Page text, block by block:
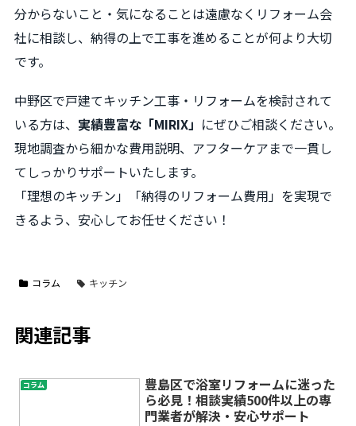
分からないこと・気になることは遠慮なくリフォーム会
社に相談し、納得の上で工事を進めることが何より大切
です。
中野区で戸建てキッチン工事・リフォームを検討されて
いる方は、 実績豊富な「MIRIX」 にぜひご相談ください。
現地調査から細かな費用説明、アフターケアまで一貫し
てしっかりサポートいたします。
「理想のキッチン」「納得のリフォーム費用」を実現で
きるよう、安心してお任せください！
コラム キッチン
関連記事
コラム
豊島区で浴室リフォームに迷った
ら必見！相談実績500件以上の専
門業者が解決・安心サポート